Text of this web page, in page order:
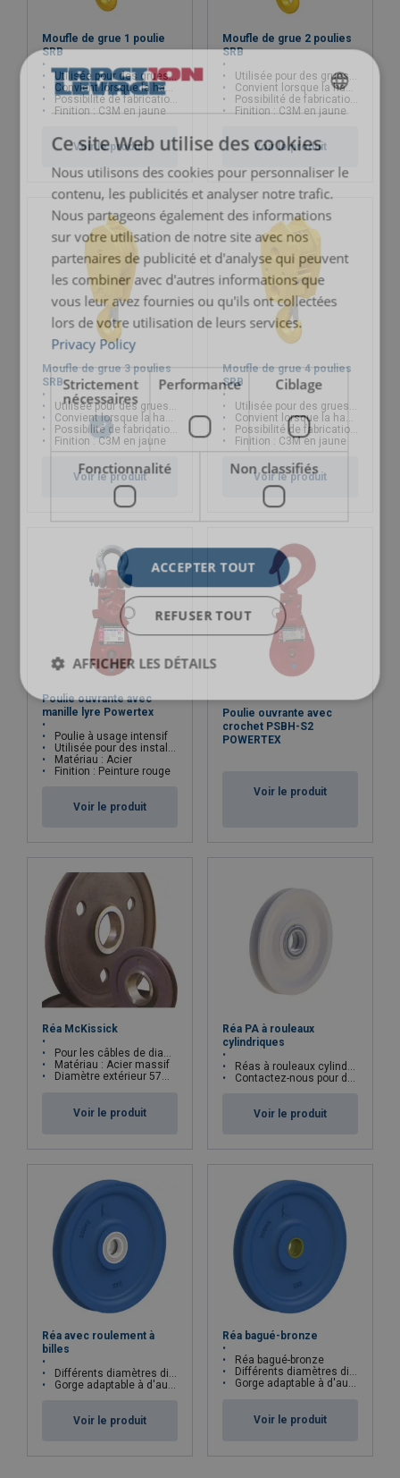
Finition:
Note:
Moufle de grue 1 poulie
SRB
Utilisée pour des grues "terrestres", téléscopiques et à chenilles
Convient lorsque la hauteur de levage est limitée
Possibilité de fabrication sur mesure
Finition : C3M en jaune
Voir le produit
Moufle de grue 2 poulies
SRB
Utilisée pour des grues "terrestres", téléscopiques et à chenilles
Convient lorsque la hauteur de levage est limitée
Possibilité de fabrication sur mesure
Finition : C3M en jaune
Voir le produit
Moufle de grue 3 poulies
SRB
Utilisée pour des grues "terrestres", téléscopiques et à chenilles
Convient lorsque la hauteur de levage est limitée
Possibilité de fabrication sur mesure
Finition : C3M en jaune
Voir le produit
Moufle de grue 4 poulies
SRB
Utilisée pour des grues "terrestres", téléscopiques et à chenilles
Convient lorsque la hauteur de levage est limitée
Possibilité de fabrication sur mesure
Finition : C3M en jaune
Voir le produit
Poulie ouvrante avec
manille lyre Powertex
Poulie à usage intensif
Utilisée pour des installations de levage et de traction
Matériau : Acier
Finition : Peinture rouge
Voir le produit
Poulie ouvrante avec
crochet PSBH-S2
POWERTEX
Voir le produit
Réa McKissick
Pour les câbles de diamètre 3mm à 76mm
Matériau : Acier massif
Diamètre extérieur 57mm - 1288mm en standard
Voir le produit
Réa PA à rouleaux
cylindriques
Réas à rouleaux cylindriques
Contactez-nous pour des réas spécifiques
Voir le produit
Réa avec roulement à
billes
Différents diamètres disponibles
Gorge adaptable à d'autres diamètres de câble
Voir le produit
Réa bagué-bronze
Réa bagué-bronze
Différents diamètres disponibles
Gorge adaptable à d'autres diamètres de câble
Voir le produit
FRENCH
Ce site Web utilise des cookies
Nous utilisons des cookies pour personnaliser le
contenu, les publicités et analyser notre trafic.
Nous partageons également des informations
sur votre utilisation de notre site avec nos
partenaires de publicité et d'analyse qui peuvent
les combiner avec d'autres informations que
vous leur avez fournies ou qu'ils ont collectées
lors de votre utilisation de leurs services.
Privacy Policy
Strictement
nécessaires
Performance Ciblage
Fonctionnalité Non classifiés
ACCEPTER TOUT
REFUSER TOUT
AFFICHER LES DÉTAILS